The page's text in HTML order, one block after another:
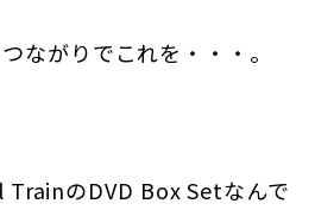
ながりでこれを・・・。
TrainのDVD Box Setなんで